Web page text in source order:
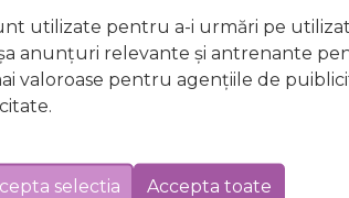
utilizate pentru a-i urmări pe
anunţuri relevante şi antrenante
valoroase pentru agenţiile de
selectia Accepta toate